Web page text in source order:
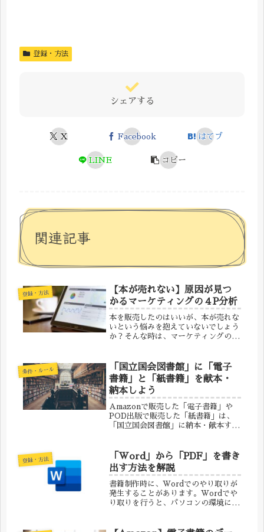
登録・方法
シェアする
X Facebook はてブ
LINE コピー
関連記事
登録・方法
【本が売れない】原因が見つ
かるマーケティングの４P分析
本を販売したのはいいが、本が売れな
いという悩みを抱えていないでしょう
か？そんな時は、マーケティングの
るための方法です。「製品
（Product）」「価格（Price）」
「流...
条件・ルール
「国立国会図書館」に「電子
書籍」と「紙書籍」を献本・
納本しよう
Amazonで販売した「電子書籍」や
POD出版で販売した「紙書籍」は、
「国立国会図書館」に納本・献本する
「国立国会図書館」への納本について
本を制作したら「国立国会図書館」
へ、...
登録・方法
「Word」から「PDF」を書き
出す方法を解説
書籍制作時に、Wordでのやり取りが
発生することがあります。Wordでや
り取りを行うと、パソコンの環境によ